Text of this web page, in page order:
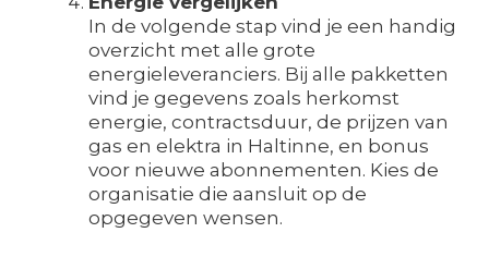
In de volgende stap vind je een handig
overzicht met alle grote
energieleveranciers. Bij alle pakketten
vind je gegevens zoals herkomst
energie, contractsduur, de prijzen van
gas en elektra in Haltinne, en bonus
voor nieuwe abonnementen. Kies de
organisatie die aansluit op de
opgegeven wensen.